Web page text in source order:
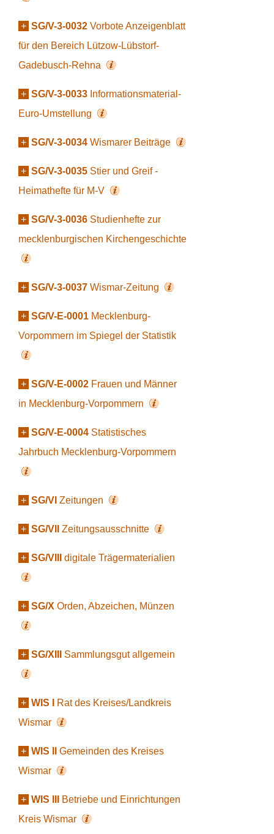
+ SG/V-3-0032 Vorbote Anzeigenblatt
für den Bereich Lützow-Lübstorf-
Gadebusch-Rehna
+ SG/V-3-0033 Informationsmaterial-
Euro-Umstellung
+ SG/V-3-0034 Wismarer Beiträge
+ SG/V-3-0035 Stier und Greif -
Heimathefte für M-V
+ SG/V-3-0036 Studienhefte zur
mecklenburgischen Kirchengeschichte
+ SG/V-3-0037 Wismar-Zeitung
+ SG/V-E-0001 Mecklenburg-
Vorpommern im Spiegel der Statistik
+ SG/V-E-0002 Frauen und Männer
in Mecklenburg-Vorpommern
+ SG/V-E-0004 Statistisches
Jahrbuch Mecklenburg-Vorpommern
+ SG/VI Zeitungen
+ SG/VII Zeitungsausschnitte
+ SG/VIII digitale Trägermaterialien
+ SG/X Orden, Abzeichen, Münzen
+ SG/XIII Sammlungsgut allgemein
+ WIS I
Rat des Kreises/Landkreis
Wismar
+ WIS II
Gemeinden des Kreises
Wismar
+ WIS III
Betriebe und Einrichtungen
Kreis Wismar